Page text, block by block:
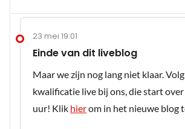
23 mei 19:01
Einde van dit liveblog
Maar we zijn nog lang niet klaar.
kwalificatie live bij ons, die start over
uur! Klik hierom in het nieuwe blog